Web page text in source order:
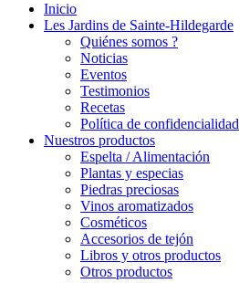
Inicio
Les Jardins de Sainte-Hildegarde
Quiénes somos ?
Noticias
Eventos
Testimonios
Recetas
Política de confidencialidad
Nuestros productos
Espelta / Alimentación
Plantas y especias
Piedras preciosas
Vinos aromatizados
Cosméticos
Accesorios de tejón
Libros y otros productos
Otros productos